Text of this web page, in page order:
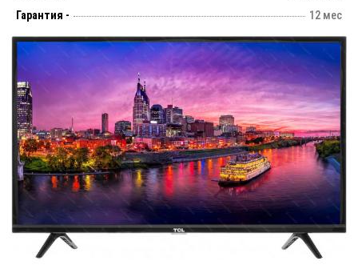
Гарантия -
12 мес